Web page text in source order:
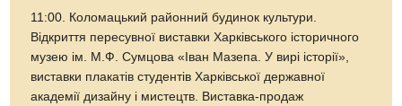
11:00. Коломацький районний будинок культури.
Відкриття пересувної виставки Харківського історичного
музею ім. М.Ф. Сумцова «Іван Мазепа. У вирі історії»,
виставки плакатів студентів Харківської державної
академії дизайну і мистецтв. Виставка-продаж